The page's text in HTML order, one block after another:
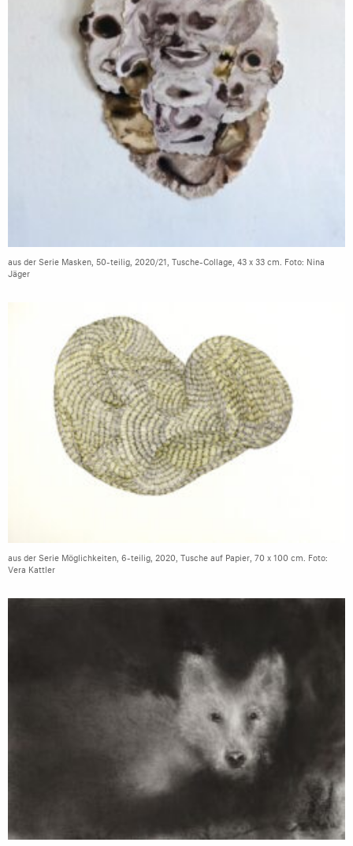
aus der Serie Masken, 50-teilig, 2020/21, Tusche-Collage, 43 x 33 cm. Foto: Nina
Jäger
aus der Serie Möglichkeiten, 6-teilig, 2020, Tusche auf Papier, 70 x 100 cm. Foto:
Vera Kattler